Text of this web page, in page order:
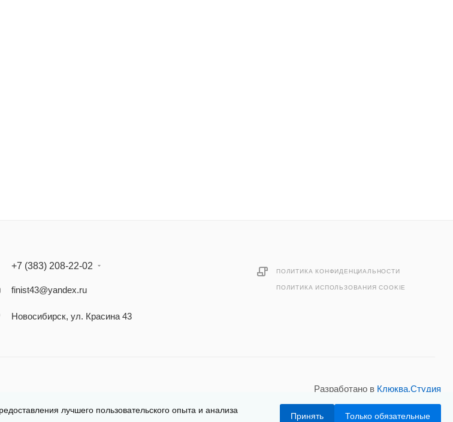
+7 (383) 208-22-02
finist43@yandex.ru
Новосибирск, ул. Красина 43
ПОЛИТИКА КОНФИДЕНЦИАЛЬНОСТИ
ПОЛИТИКА ИСПОЛЬЗОВАНИЯ COOKIE
Разработано в Клюква.Студия
лучшего пользовательского опыта и анализа
Принять Только обязательные